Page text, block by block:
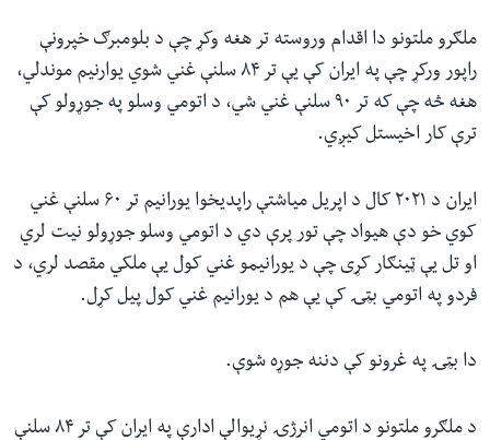
ملګرو ملتونو دا اقدام وروسته تر هغه وکړ چې د بلومبرګ خپرونې
راپور ورکړ چې په ایران کې یې تر ۸۴ سلنې غني شوي یوارنیم موندلي،
هغه څه چې که تر ۹۰ سلنې غني شي، د اتومي وسلو په جوړولو کې
ترې کار اخیستل کیږي.
ایران د ۲۰۲۱ کال د اپریل میاشتې راپدیخوا یورانیم تر ۶۰ سلنې غني
کوي خو دې هیواد چې تور پرې دي د اتومي وسلو جوړولو نیت لري
او تل یې ټینګار کړی چې د یورانیمو غني کول یې ملکي مقصد لري، د
فردو په اتومي بټۍ کې یې هم د یورانیم غني کول پیل کړل.
دا بټۍ په غرونو کې دننه جوړه شوې.
د ملګرو ملتونو د اتومي انرژۍ نړیوالې ادارې په ایران کې تر ۸۴ سلنې